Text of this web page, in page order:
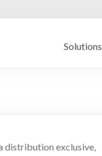
Solutions
distribution exclusive,